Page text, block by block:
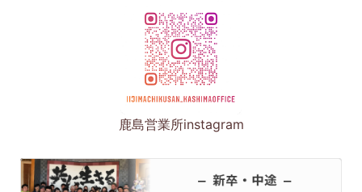
鹿島営業所instagram